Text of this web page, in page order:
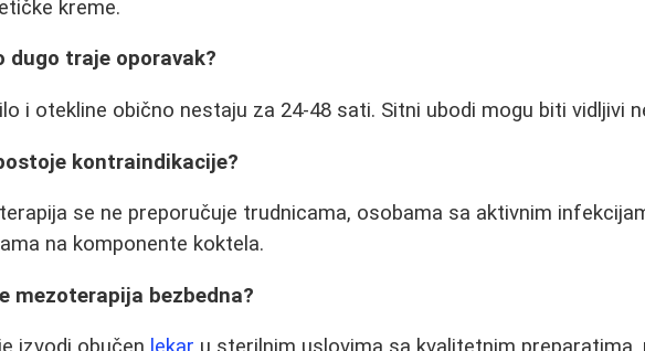
kreme.
dugo traje oporavak?
i otekline obično nestaju za 24-48 sati. Sitni ubodi mogu biti vidljivi
kontraindikacije?
se ne preporučuje trudnicama, osobama sa aktivnim
na komponente koktela.
mezoterapija bezbedna?